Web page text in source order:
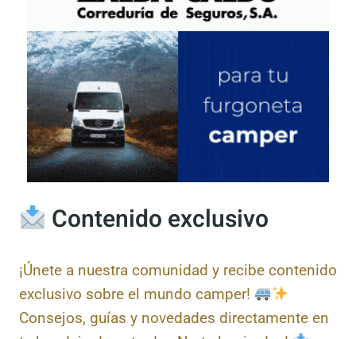
¡Únete a nuestra comunidad y recibe
contenido exclusivo sobre el mundo camper!